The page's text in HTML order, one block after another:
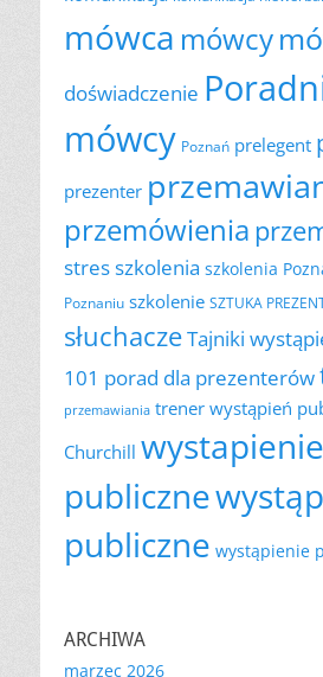
mówca mówcy
doświadczenie
mówcy Poznań prelegent
prezenter
przemówienia
stresszkolenia szkolenia
Poznaniu szkolenie SZTUKA
słuchaczeTajniki
101 porad dla prezenterów
przemawiania trener wystąpień
Churchill wystapienie
publiczne
publiczne wystąpienie
ARCHIWA
marzec 2026